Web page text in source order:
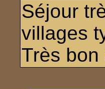
Séjour
villages
Très